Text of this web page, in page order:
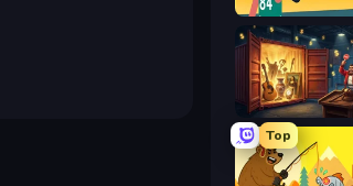
Basketball Orbit
Container Auction
Top